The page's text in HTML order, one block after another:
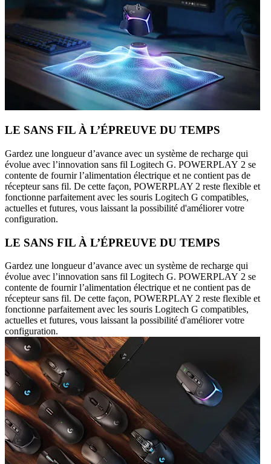
LE SANS FIL À L’ÉPREUVE DU TEMPS
Gardez une longueur d’avance avec un système de recharge qui
évolue avec l’innovation sans fil Logitech G. POWERPLAY 2 se
contente de fournir l’alimentation électrique et ne contient pas de
récepteur sans fil. De cette façon, POWERPLAY 2 reste flexible et
fonctionne parfaitement avec les souris Logitech G compatibles,
actuelles et futures, vous laissant la possibilité d'améliorer votre
configuration.
LE SANS FIL À L’ÉPREUVE DU TEMPS
Gardez une longueur d’avance avec un système de recharge qui
évolue avec l’innovation sans fil Logitech G. POWERPLAY 2 se
contente de fournir l’alimentation électrique et ne contient pas de
récepteur sans fil. De cette façon, POWERPLAY 2 reste flexible et
fonctionne parfaitement avec les souris Logitech G compatibles,
actuelles et futures, vous laissant la possibilité d'améliorer votre
configuration.